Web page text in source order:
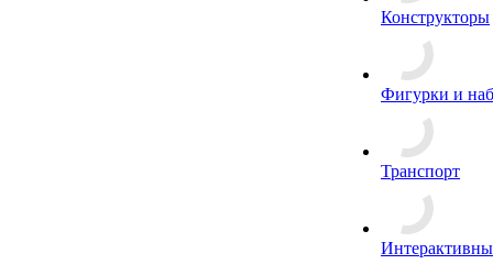
Конструкторы
Фигурки и
Транспорт